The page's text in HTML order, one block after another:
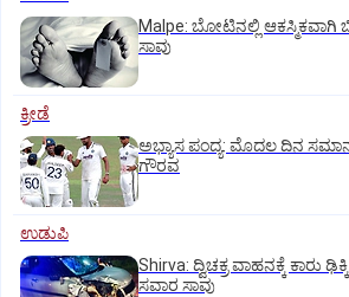
Malpe: ಬೋಟಿನಲ್ಲಿ ಆಕಸ್ಮಿಕವಾಗಿ
ಸಾವು
ಕ್ರೀಡೆ
ಅಭ್ಯಾಸ ಪಂದ್ಯ: ಮೊದಲ ದಿನ
ಗೌರವ
ಉಡುಪಿ
Shirva: ದ್ವಿಚಕ್ರ ವಾಹನಕ್ಕೆ ಕಾರು
ಸವಾರ ಸಾವು